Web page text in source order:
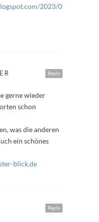
2023/01/
Reply
gerne wieder
schon
was die anderen
ein schönes
blick.de
Reply